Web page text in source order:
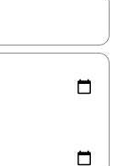
je een keuze